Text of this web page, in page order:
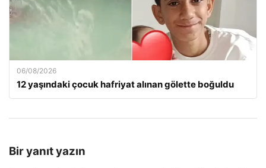
06/08/2026
12 yaşındaki çocuk hafriyat alınan gölette boğuldu
Bir yanıt yazın